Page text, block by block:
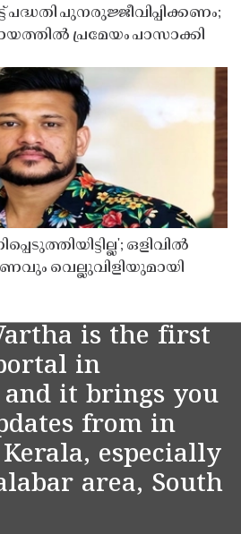
പുനരുജ്ജീവിപ്പിക്കണം;
പ്രമേയം പാസാക്കി
ഒളിവിൽ
വെല്ലുവിളിയുമായി
is the first
in
it brings you
from in
especially
area, South